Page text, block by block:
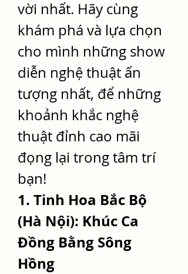
vời nhất. Hãy cùng
khám phá và lựa chọn
cho mình những show
diễn nghệ thuật ấn
tượng nhất, để những
khoảnh khắc nghệ
thuật đỉnh cao mãi
đọng lại trong tâm trí
bạn!
1. Tinh Hoa Bắc Bộ
(Hà Nội): Khúc Ca
Đồng Bằng Sông
Hồng